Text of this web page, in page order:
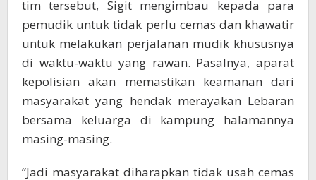
tim tersebut, Sigit mengimbau kepada para
pemudik untuk tidak perlu cemas dan khawatir
untuk melakukan perjalanan mudik khususnya
di waktu-waktu yang rawan. Pasalnya, aparat
kepolisian akan memastikan keamanan dari
masyarakat yang hendak merayakan Lebaran
bersama keluarga di kampung halamannya
masing-masing.
“Jadi masyarakat diharapkan tidak usah cemas